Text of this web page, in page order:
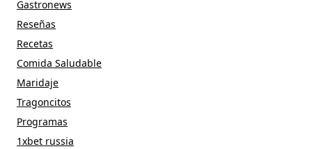
Gastronews
Reseñas
Recetas
Comida Saludable
Maridaje
Tragoncitos
Programas
1xbet russia